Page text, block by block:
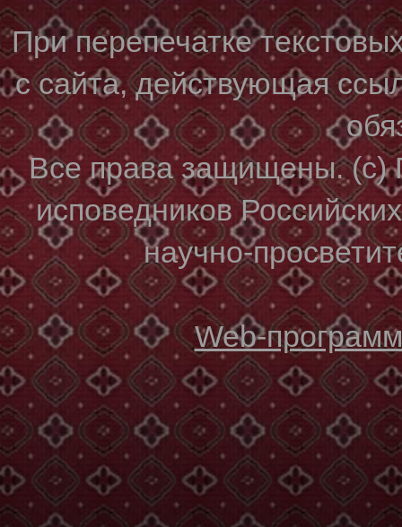
При перепечатке
с сайта, действующая
Все права защищены. (с)
исповедников
научно-
Web-